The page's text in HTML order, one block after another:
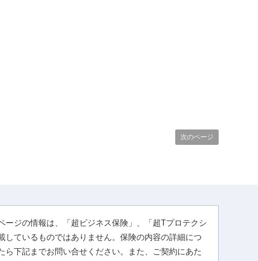
次のページ
ジの情報は、「超ビジネス保険」、「超Tプロテクシ
ているものではありません。保険の内容の詳細につ
下記までお問い合せください。また、ご契約にあた